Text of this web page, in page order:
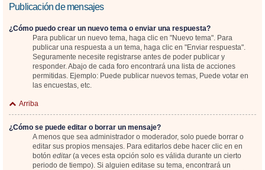
Publicación de mensajes
¿Cómo puedo crear un nuevo tema o enviar una respuesta?
Para publicar un nuevo tema, haga clic en "Nuevo tema". Para
publicar una respuesta a un tema, haga clic en "Enviar respuesta".
Seguramente necesite registrarse antes de poder publicar y
responder. Abajo de cada foro encontrará una lista de acciones
permitidas. Ejemplo: Puede publicar nuevos temas, Puede votar en
las encuestas, etc.
Arriba
¿Cómo se puede editar o borrar un mensaje?
A menos que sea administrador o moderador, solo puede borrar o
editar sus propios mensajes. Para editarlos debe hacer clic en en
botón editar(a veces esta opción solo es válida durante un cierto
periodo de tiempo). Si alguien editase su tema, encontrará un